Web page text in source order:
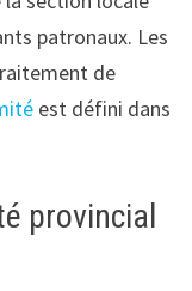
patronaux. Les
de
est défini dans
provincial